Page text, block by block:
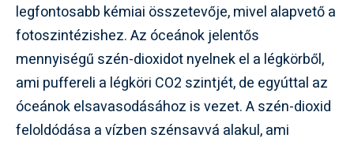
legfontosabb kémiai összetevője, mivel alapvető a
fotoszintézishez. Az óceánok jelentős
mennyiségű szén-dioxidot nyelnek el a légkörből,
ami puffereli a légköri CO2 szintjét, de egyúttal az
óceánok elsavasodásához is vezet. A szén-dioxid
feloldódása a vízben szénsavvá alakul, ami